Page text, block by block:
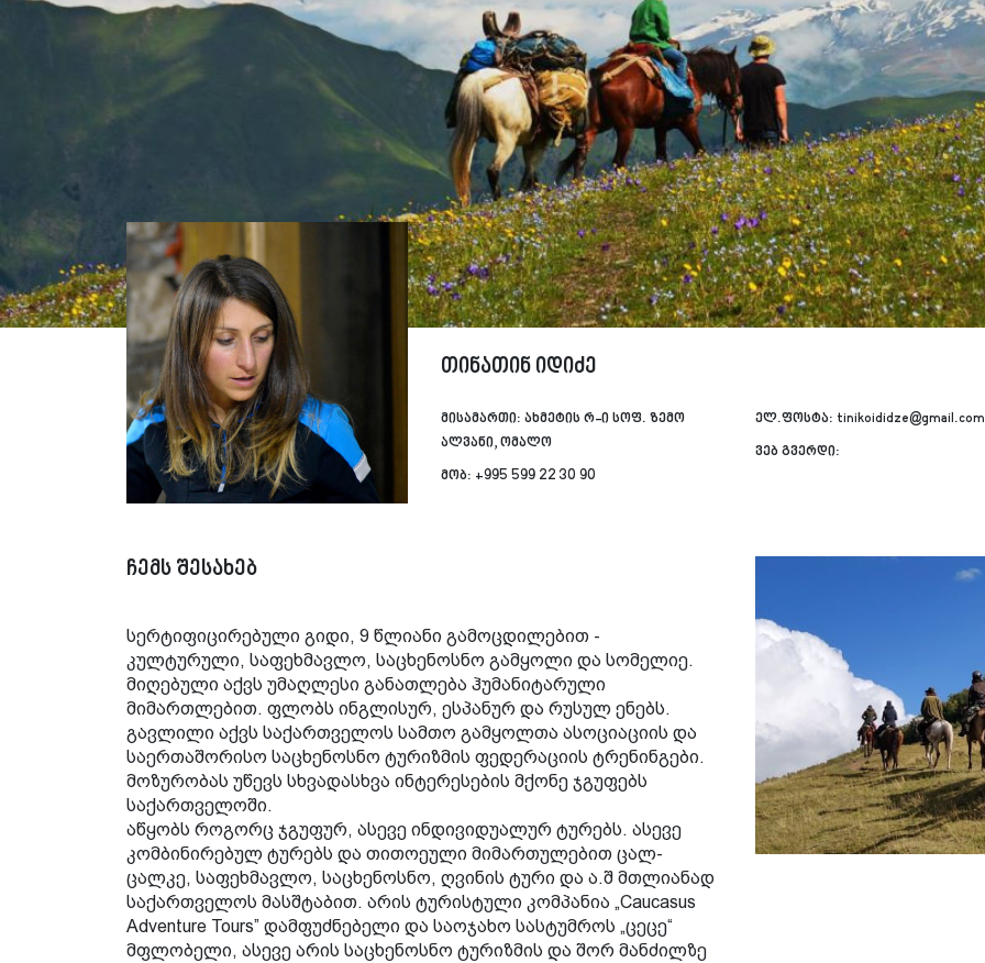
თინათინ იდიძე
მისამართი: ახმეტის რ-ი სოფ. ზემო
ალვანი, ომალო
მობ: +995 599 22 30 90
ელ.ფოსტა: tinikoididze@gmail.com
ვებ გვერდი:
ჩემს შესახებ
სერტიფიცირებული გიდი, 9 წლიანი გამოცდილებით -
კულტურული, საფეხმავლო, საცხენოსნო გამყოლი და სომელიე.
მიღებული აქვს უმაღლესი განათლება ჰუმანიტარული
მიმართლებით. ფლობს ინგლისურ, ესპანურ და რუსულ ენებს.
გავლილი აქვს საქართველოს სამთო გამყოლთა ასოციაციის და
საერთაშორისო საცხენოსნო ტურიზმის ფედერაციის ტრენინგები.
მოზურობას უწევს სხვადასხვა ინტერესების მქონე ჯგუფებს
საქართველოში.
აწყობს როგორც ჯგუფურ, ასევე ინდივიდუალურ ტურებს. ასევე
კომბინირებულ ტურებს და თითოეული მიმართულებით ცალ-
ცალკე, საფეხმავლო, საცხენოსნო, ღვინის ტური და ა.შ მთლიანად
საქართველოს მასშტაბით. არის ტურისტული კომპანია „Caucasus
Adventure Tours” დამფუძნებელი და საოჯახო სასტუმროს „ცეცე“
მფლობელი, ასევე არის საცხენოსნო ტურიზმის და შორ მანძილზე